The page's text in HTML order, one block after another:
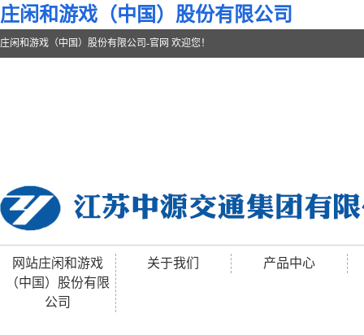
庄闲和游戏（中国）股份有限公司
庄闲和游戏（中国）股份有限公司-官网 欢迎您！
网站庄闲和游戏
（中国）股份有限
公司
关于我们 产品中心